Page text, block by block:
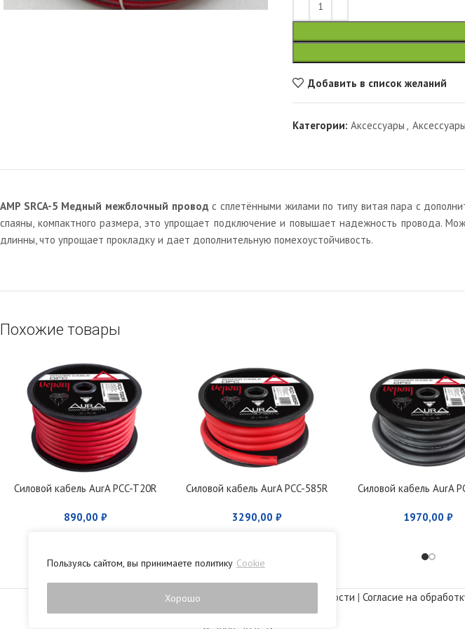
Пользуясь сайтом, вы принимаете политику Cookie
Хорошо
Добавить в список желаний
Категории: Аксессуары ,
AMP SRCA-5 Медный межблочный провод с сплетёнными жилами по типу витая пара с
спаяны, компактного размера, это упрощает подключение и повышает надежность провода.
длинны, что упрощает прокладку и дает дополнительную помехоустойчивость.
Похожие товары
Силовой кабель AurA PCC-T20R
890,00₽
Силовой кабель AurA PCC-585R
3290,00₽
Силовой кабель AurA
1970,00₽
Политика конфиденциальности | Согласие на